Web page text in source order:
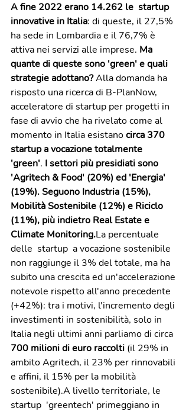
A fine 2022 erano 14.262 le  startup
innovative in Italia: di queste, il 27,5%
ha sede in Lombardia e il 76,7% è
attiva nei servizi alle imprese. Ma
quante di queste sono 'green' e quali
strategie adottano? Alla domanda ha
risposto una ricerca di B-PlanNow,
acceleratore di startup per progetti in
fase di avvio che ha rivelato come al
momento in Italia esistano circa 370
startup a vocazione totalmente
'green'. I settori più presidiati sono
'Agritech & Food' (20%) ed 'Energia'
(19%). Seguono Industria (15%),
Mobilità Sostenibile (12%) e Riciclo
(11%), più indietro Real Estate e
Climate Monitoring.La percentuale
delle  startup  a vocazione sostenibile
non raggiunge il 3% del totale, ma ha
subito una crescita ed un'accelerazione
notevole rispetto all'anno precedente
(+42%): tra i motivi, l'incremento degli
investimenti in sostenibilità, solo in
Italia negli ultimi anni parliamo di circa
700 milioni di euro raccolti (il 29% in
ambito Agritech, il 23% per rinnovabili
e affini, il 15% per la mobilità
sostenibile).A livello territoriale, le
startup  'greentech' primeggiano in